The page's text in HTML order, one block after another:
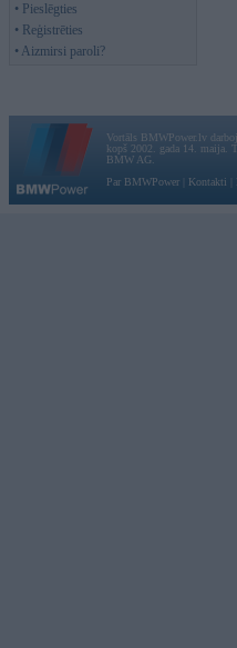
• Pieslēgties
• Reģistrēties
• Aizmirsi paroli?
Vortāls BMWPower.lv
kopš 2002. gada 14. maija.
BMW AG.
Par BMWPower
Kontakti